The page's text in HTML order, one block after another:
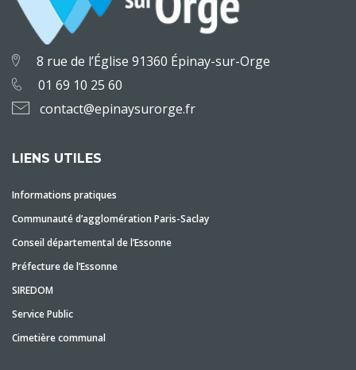
8 rue de l’Église 91360 Épinay-sur-Orge
01 69 10 25 60
contact@epinaysurorge.fr
LIENS UTILES
Informations pratiques
Communauté d’agglomération Paris-Saclay
Conseil départemental de l’Essonne
Préfecture de l’Essonne
SIREDOM
Service Public
Cimetière communal